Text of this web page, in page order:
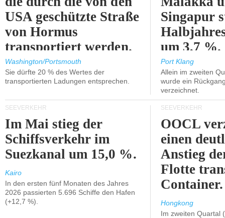
USA geschützte Straße
von Hormus
transportiert werden.
Washington/Portsmouth
Sie dürfte 20 % des Wertes der
transportierten Ladungen entsprechen.
Singapur
um 3,7 %.
Port Klang
Allein im zweiten
wurde ein
verzeichnet.
SEEVERKEHR
Im Mai stieg der
Schiffsverkehr im
Suezkanal um 15,0 %.
Kairo
In den ersten fünf Monaten des Jahres
2026 passierten 5.696 Schiffe den Hafen
(+12,7 %).
SEEVERKEHR
OOCL
einen
Anstieg
Flotte
Container.
Hongkong
Im zweiten Quartal